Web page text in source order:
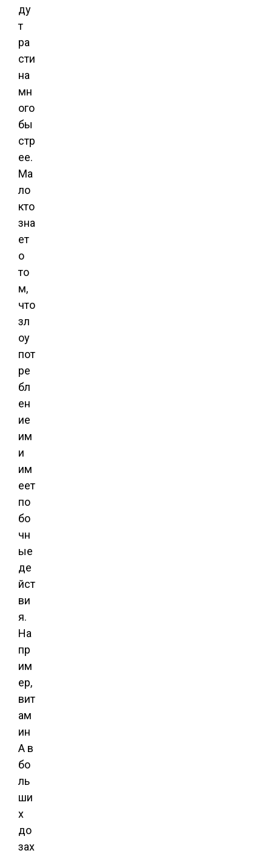
ду
т
ра
сти
на
мн
ого
бы
стр
ее.
Ма
ло
кто
зна
ет
о
то
м,
что
зл
оу
пот
ре
бл
ен
ие
им
и
им
еет
по
бо
чн
ые
де
йст
ви
я.
На
пр
им
ер,
вит
ам
ин
А в
бо
ль
ши
х
до
зах